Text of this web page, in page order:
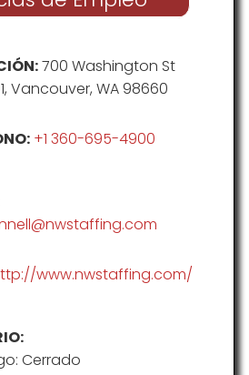
700 Washington St
Vancouver, WA 98660
+1 360-695-4900
www.nwstaffing.com/
Cerrado